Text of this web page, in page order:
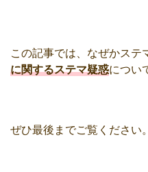
この記事では、なぜかステ
に関するステマ疑惑につい
ぜひ最後までご覧ください。